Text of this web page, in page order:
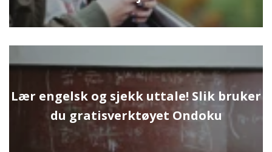
Lær engelsk og sjekk uttale! Slik bruker
du gratisverktøyet Ondoku